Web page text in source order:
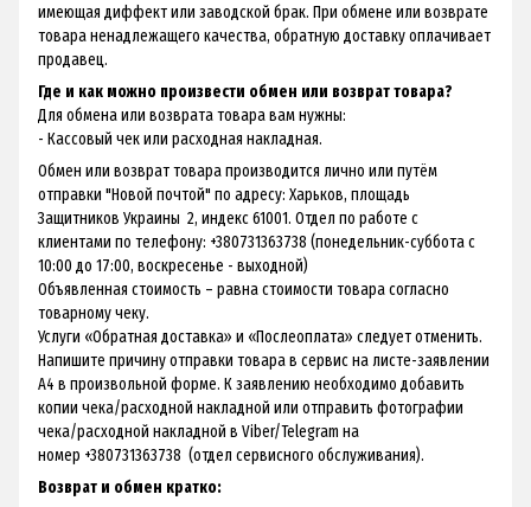
имеющая диффект или заводской брак. При обмене или возврате
товара ненадлежащего качества, обратную доставку оплачивает
продавец.
Где и как можно произвести обмен или возврат товара?
Для обмена или возврата товара вам нужны:
- Кассовый чек или расходная накладная.
Обмен или возврат товара производится лично или путём
отправки "Новой почтой" по адресу: Харьков, площадь
Защитников Украины 2, индекс 61001. Отдел по работе с
клиентами по телефону: +380731363738 (понедельник-суббота с
10:00 до 17:00, воскресенье - выходной)
Объявленная стоимость – равна стоимости товара согласно
товарному чеку.
Услуги «Обратная доставка» и «Послеоплата» следует отменить.
Напишите причину отправки товара в сервис на листе-заявлении
А4 в произвольной форме. К заявлению необходимо добавить
копии чека/расходной накладной или отправить фотографии
чека/расходной накладной в Viber/Telegram на
номер +380731363738 (отдел сервисного обслуживания).
Возврат и обмен кратко: